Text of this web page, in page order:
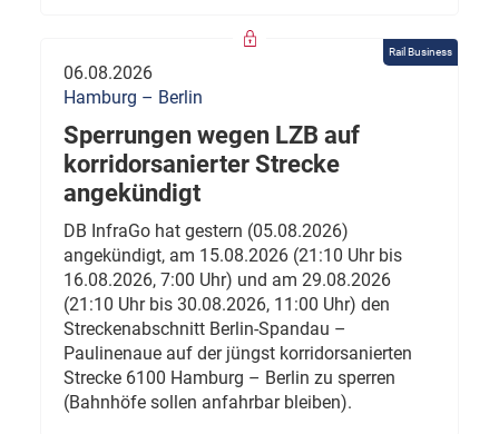
Rail Business
06.08.2026
Hamburg – Berlin
Sperrungen wegen LZB auf
korridorsanierter Strecke
angekündigt
DB InfraGo hat gestern (05.08.2026)
angekündigt, am 15.08.2026 (21:10 Uhr bis
16.08.2026, 7:00 Uhr) und am 29.08.2026
(21:10 Uhr bis 30.08.2026, 11:00 Uhr) den
Streckenabschnitt Berlin-Spandau –
Paulinenaue auf der jüngst korridorsanierten
Strecke 6100 Hamburg – Berlin zu sperren
(Bahnhöfe sollen anfahrbar bleiben).